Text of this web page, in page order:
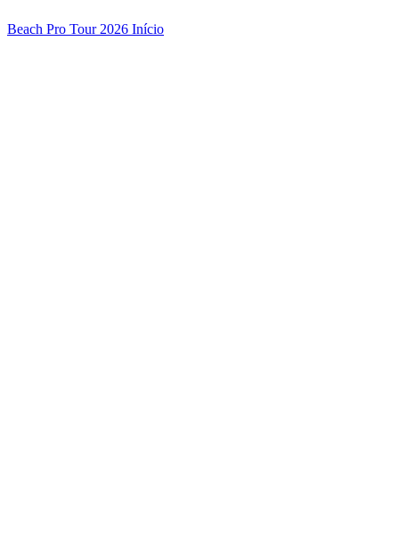
Beach Pro Tour 2026 Início